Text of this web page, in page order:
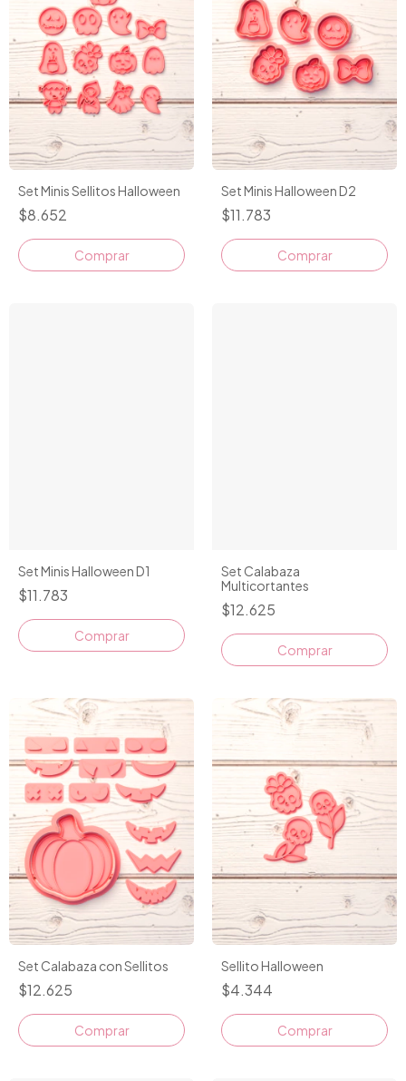
Set Minis Sellitos Halloween
$8.652
Set Minis Halloween D2
$11.783
Set Minis Halloween D1
$11.783
Set Calabaza
Multicortantes
$12.625
Set Calabaza con Sellitos
$12.625
Sellito Halloween
$4.344
Comprar